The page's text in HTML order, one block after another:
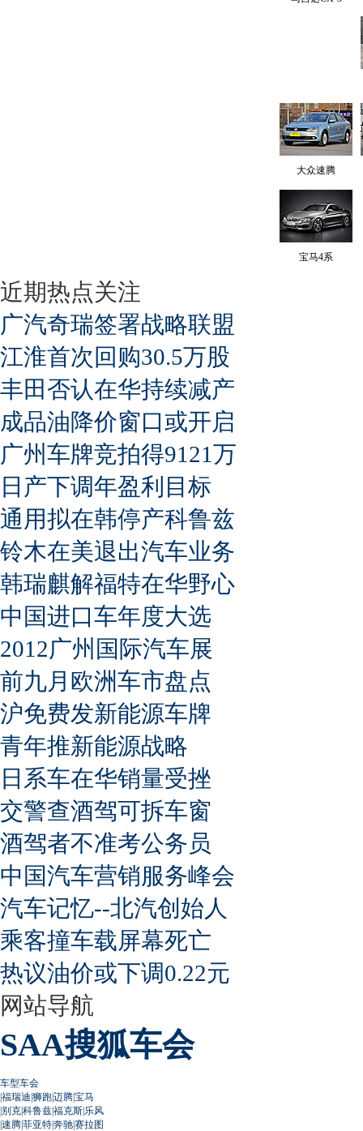
大众速腾
宝马4系
近期热点关注
广汽奇瑞签署战略联盟
江淮首次回购30.5万股
丰田否认在华持续减产
成品油降价窗口或开启
广州车牌竞拍得9121万
日产下调年盈利目标
通用拟在韩停产科鲁兹
铃木在美退出汽车业务
韩瑞麒解福特在华野心
中国进口车年度大选
2012广州国际汽车展
前九月欧洲车市盘点
沪免费发新能源车牌
青年推新能源战略
日系车在华销量受挫
交警查酒驾可拆车窗
酒驾者不准考公务员
中国汽车营销服务峰会
汽车记忆--北汽创始人
乘客撞车载屏幕死亡
热议油价或下调0.22元
网站导航
SAA搜狐车会
车型车会
|福瑞迪|狮跑|迈腾|宝马
|别克|科鲁兹|福克斯|乐风
|速腾|菲亚特|奔驰|赛拉图